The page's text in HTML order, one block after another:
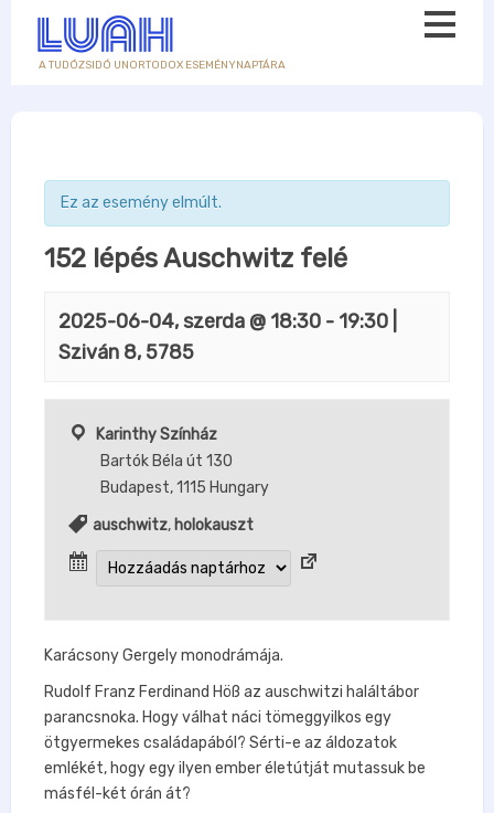
A TUDÓZSIDÓ UNORTODOX ESEMÉNYNAPTÁRA
Ez az esemény elmúlt.
152 lépés Auschwitz felé
2025-06-04, szerda @ 18:30 - 19:30
Sziván 8, 5785
Karinthy Színház
Bartók Béla út 130
Budapest,1115 Hungary
auschwitz, holokauszt
Karácsony Gergely monodrámája.
Rudolf Franz Ferdinand Höß az auschwitzi haláltábor
parancsnoka. Hogy válhat náci tömeggyilkos egy
ötgyermekes családapából? Sérti-e az áldozatok
emlékét, hogy egy ilyen ember életútját mutassuk be
másfél-két órán át?